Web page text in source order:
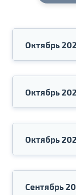
Октябрь
Октябрь
Октябрь
Сентябрь